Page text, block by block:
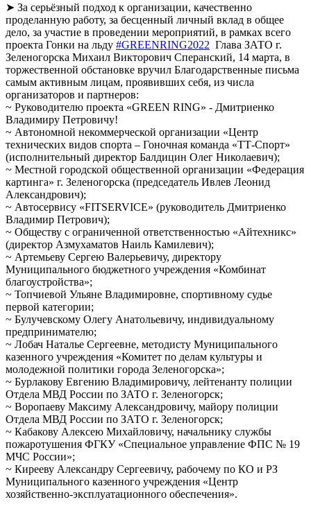
➤ За серьёзный подход к организации, качественно
проделанную работу, за бесценный личный вклад в общее
дело, за участие в проведении мероприятий, в рамках всего
проекта Гонки на льду #GREENRING2022 Глава ЗАТО г.
Зеленогорска Михаил Викторович Сперанский, 14 марта, в
торжественной обстановке вручил Благодарственные письма
самым активным лицам, проявивших себя, из числа
организаторов и партнеров:
~ Руководителю проекта «GREEN RING» - Дмитриенко
Владимиру Петровичу!
~ Автономной некоммерческой организации «Центр
технических видов спорта – Гоночная команда «ТТ-Спорт»
(исполнительный директор Балдицин Олег Николаевич);
~ Местной городской общественной организации «Федерация
картинга» г. Зеленогорска (председатель Ивлев Леонид
Александрович);
~ Автосервису «FITSERVICE» (руководитель Дмитриенко
Владимир Петрович);
~ Обществу с ограниченной ответственностью «Айтехникс»
(директор Азмухаматов Наиль Камилевич);
~ Артемьеву Сергею Валерьевичу, директору
Муниципального бюджетного учреждения «Комбинат
благоустройства»;
~ Топчиевой Ульяне Владимировне, спортивному судье
первой категории;
~ Булучевскому Олегу Анатольевичу, индивидуальному
предпринимателю;
~ Лобач Наталье Сергеевне, методисту Муниципального
казенного учреждения «Комитет по делам культуры и
молодежной политики города Зеленогорска»;
~ Бурлакову Евгению Владимировичу, лейтенанту полиции
Отдела МВД России по ЗАТО г. Зеленогорск;
~ Воропаеву Максиму Александровичу, майору полиции
Отдела МВД России по ЗАТО г. Зеленогорск;
~ Кабакову Алексею Михайловичу, начальнику службы
пожаротушения ФГКУ «Специальное управление ФПС № 19
МЧС России»;
~ Кирееву Александру Сергеевичу, рабочему по КО и РЗ
Муниципального казенного учреждения «Центр
хозяйственно-эксплуатационного обеспечения».